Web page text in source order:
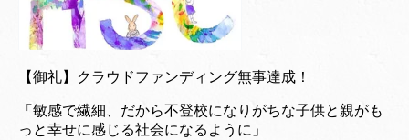
【御礼】クラウドファンディング無事達成！
「敏感で繊細、だから不登校になりがちな子供と親がも
っと幸せに感じる社会になるように」